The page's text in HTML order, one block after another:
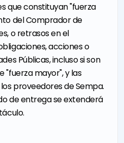
que constituyan "fuerza
del Comprador de
o retrasos en el
acciones o
Públicas, incluso si son
"fuerza mayor", y las
proveedores de Sempa.
de entrega se extenderá